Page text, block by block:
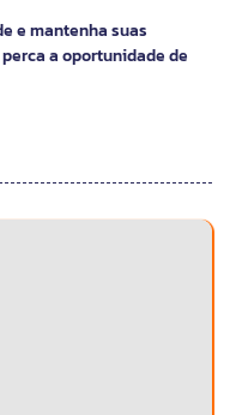
e mantenha suas
a oportunidade de